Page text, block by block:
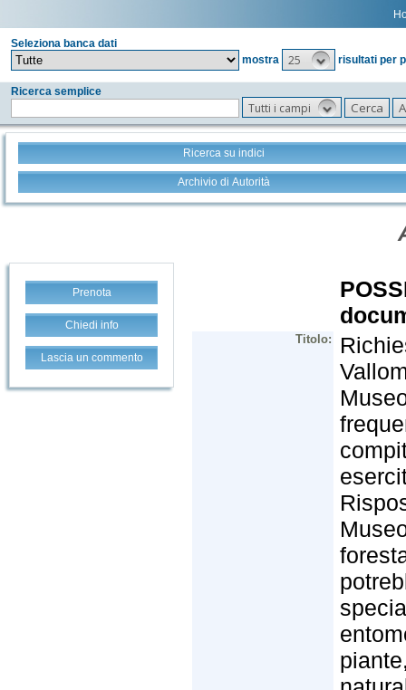
Seleziona banca dati
mostra
25 risultati per
Ricerca semplice
Tutti i campi
Ricerca su indici
Archivio di Autorità
Prenota
Chiedi info
Lascia un commento